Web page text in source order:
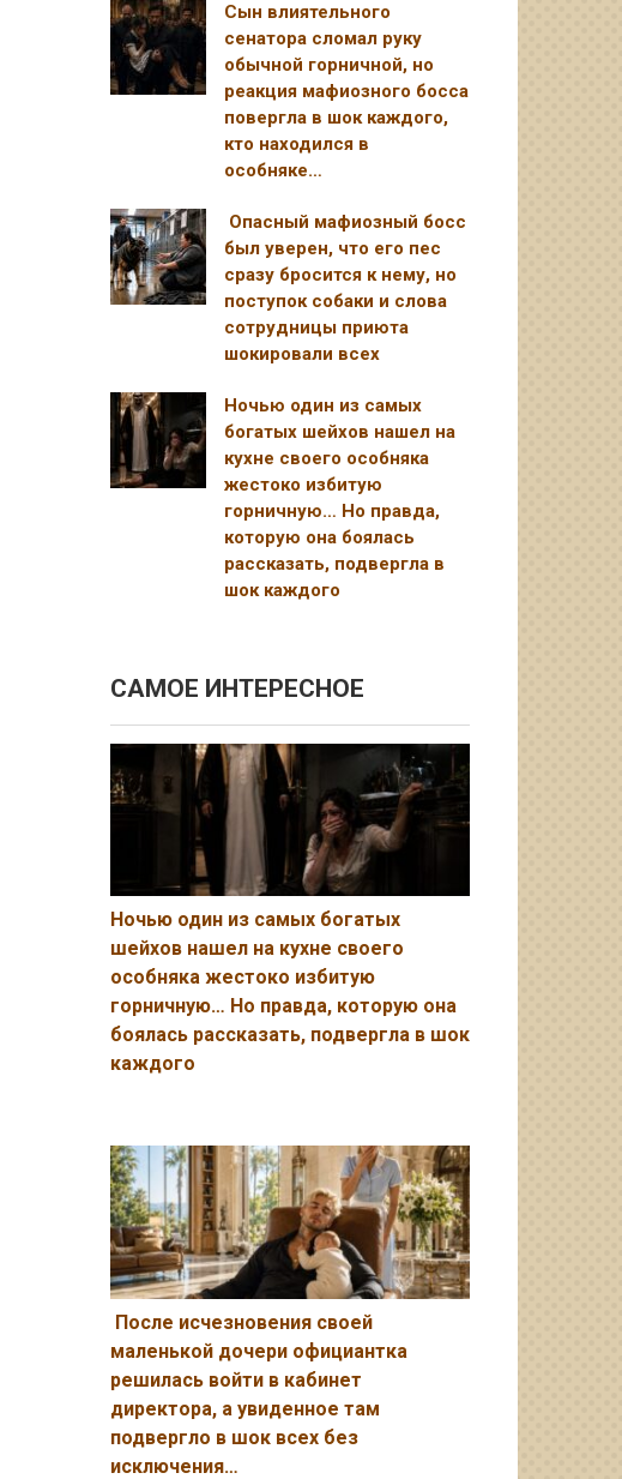
Сын влиятельного
сенатора сломал руку
обычной горничной, но
реакция мафиозного босса
повергла в шок каждого,
кто находился в
особняке…
Опасный мафиозный босс
был уверен, что его пес
сразу бросится к нему, но
поступок собаки и слова
сотрудницы приюта
шокировали всех
Ночью один из самых
богатых шейхов нашел на
кухне своего особняка
жестоко избитую
горничную… Но правда,
которую она боялась
рассказать, подвергла в
шок каждого
САМОЕ ИНТЕРЕСНОЕ
Ночью один из самых богатых
шейхов нашел на кухне своего
особняка жестоко избитую
горничную… Но правда, которую она
боялась рассказать, подвергла в шок
каждого
После исчезновения своей
маленькой дочери официантка
решилась войти в кабинет
директора, а увиденное там
подвергло в шок всех без
исключения…